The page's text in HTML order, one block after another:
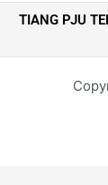
TIANG PJU